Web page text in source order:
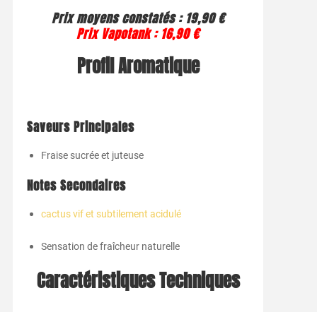
Prix moyens constatés : 19,90 €
Prix Vapotank : 16,90 €
Profil Aromatique
Saveurs Principales
Fraise sucrée et juteuse
Notes Secondaires
cactus vif et subtilement acidulé
Sensation de fraîcheur naturelle
Caractéristiques Techniques